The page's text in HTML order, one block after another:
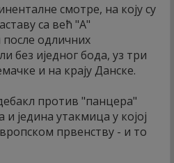
смотре, на коју су
са већ "А"
одличних
без иједног бода, уз три
и на крају Данске.
против "панцера"
и једина утакмица у којој
првенству - и то